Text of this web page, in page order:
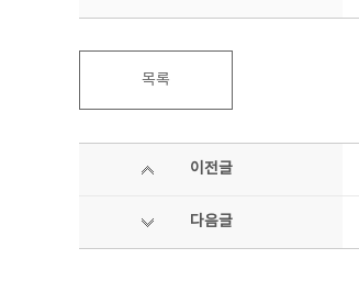
목록
이전글
다음글